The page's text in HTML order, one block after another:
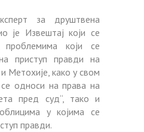
за друштвена
је Извештај који се
проблемима који се
приступ правди на
Метохије, како у свом
односи на права на
пред суд“, тако и
у којима се
правди.